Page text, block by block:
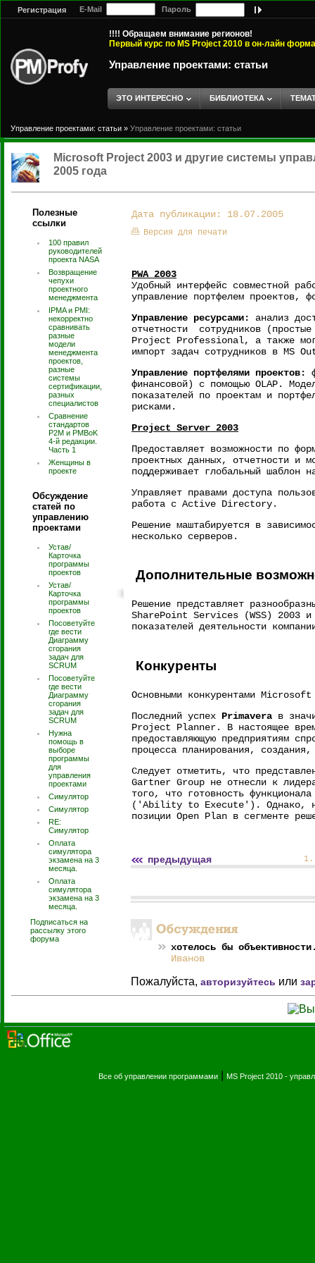
Регистрация E-Mail Пароль
!!!! Обращаем внимание регионов!
Первый курс по MS Project 2010 в он-лайн
Управление проектами: статьи
ЭТО ИНТЕРЕСНО БИБЛИОТЕКА
Управление проектами: статьи » Управление проектами: статьи
Microsoft Project 2003 и другие системы
2005 года
Полезные
ссылки
100 правил
руководителей
проекта NASA
Возвращение
чепухи
проектного
менеджмента
IPMA и PMI:
некорректно
сравнивать
разные
модели
менеджмента
проектов,
разные
системы
сертификации,
разных
специалистов
Сравнение
стандартов
P2M и PMBoK
4-й редакции.
Часть 1
Женщины в
проекте
Обсуждение
статей по
управлению
проектами
Устав/
Карточка
программы
проектов
Устав/
Карточка
программы
проектов
Посоветуйте
где вести
Диаграмму
сгорания
задач для
SCRUM
Посоветуйте
где вести
Диаграмму
сгорания
задач для
SCRUM
Нужна
помощь в
выборе
программы
для
управления
проектами
Симулятор
Симулятор
RE:
Симулятор
Оплата
симулятора
экзамена на 3
месяца.
Оплата
симулятора
экзамена на 3
месяца.
Подписаться на
рассылку этого
форума
Дата публикации: 18.07.2005
Версия для печати
PWA 2003
Удобный интерфейс совместной
управление портфелем проектов,
Управление ресурсами:
анализ
отчетности сотрудников
Project Professional, а также
импорт задач сотрудников в MS
Управление портфелями проектов:
финансовой) с помощью OLAP.
показателей по проектам и
рисками.
Project Server 2003
Предоставляет возможности по
проектных данных, отчетности и
поддерживает глобальный шаблон
Управляет правами доступа
работа с Active Directory.
Решение маштабируется в
несколько серверов.
Дополнительные
Решение представляет
SharePoint Services (WSS) 2003
показателей деятельности
Конкуренты
Основными конкурентами
Последний успех Primavera в
Project Planner. В настоящее
предоставляющую предприятиям
процесса планирования,
Следует отметить, что
Gartner Group не отнесли к
того, что готовность
('Ability to Execute'). Однако, не
позиции Open Plan в сегменте
предыдущая 1
хотелось бы
Иванов
Пожалуйста, авторизуйтесь или
Все об управлении программами MS Project 2010 -